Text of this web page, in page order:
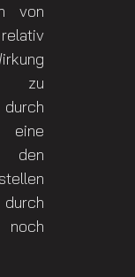
von
zu
eine
den
noch